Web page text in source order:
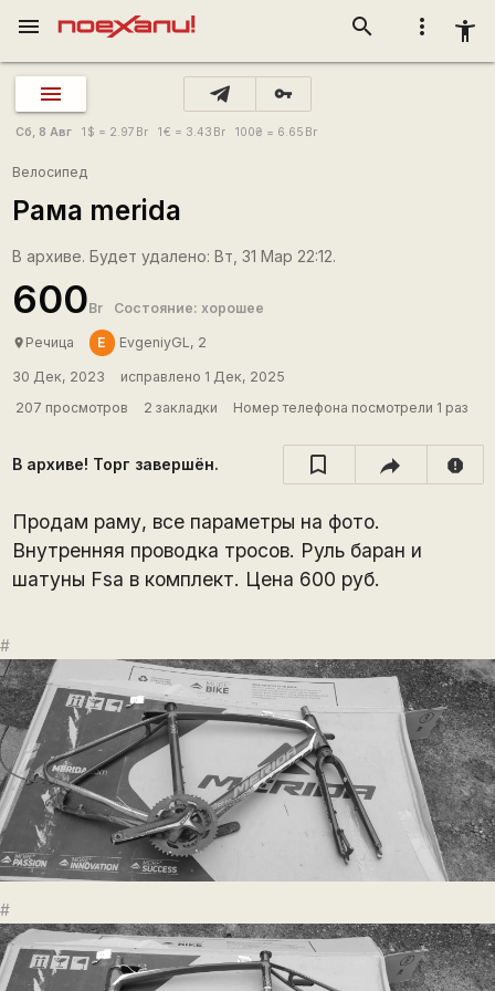
more_vert accessibility_new
search
menu
vpn_key
Сб, 8 Авг 1 $ = 2.97 Br 1€ = 3.43 Br 100₴ = 6.65 Br
Велосипед
Рама merida
В архиве. Будет удалено: Вт, 31 Мар 22:12.
600Br Состояние: хорошее
place Речица E EvgeniyGL, 2
30 Дек, 2023
исправлено 1 Дек, 2025
207 просмотров
2 закладки Номер телефона посмотрели 1 раз
В архиве! Торг завершён. report
Продам раму, все параметры на фото.
Внутренняя проводка тросов. Руль баран и
шатуны Fsa в комплект. Цена 600 руб.
#
#